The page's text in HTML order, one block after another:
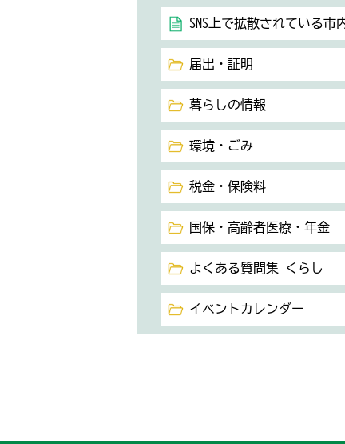
SNS上で拡散されている
届出・証明
暮らしの情報
環境・ごみ
税金・保険料
国保・高齢者医療・年金
よくある質問集 くらし
イベントカレンダー